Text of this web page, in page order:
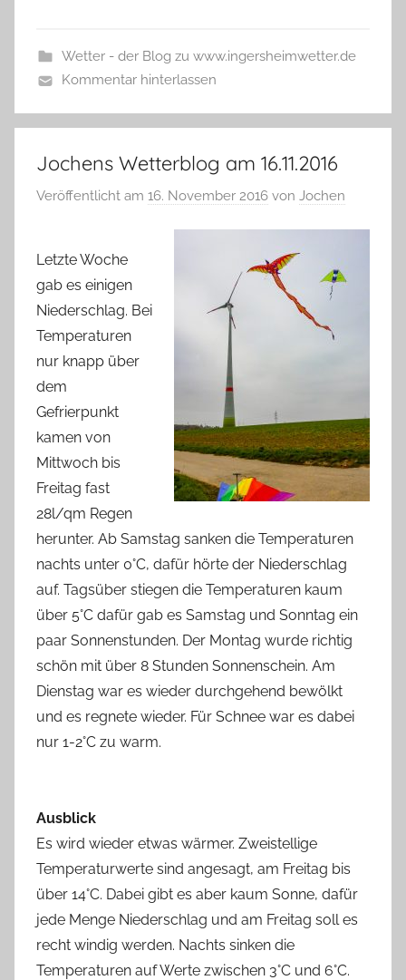
Wetter - der Blog zu www.ingersheimwetter.de
Kommentar hinterlassen
Jochens Wetterblog am 16.11.2016
Veröffentlicht am 16. November 2016 von Jochen
Letzte Woche
gab es einigen
Niederschlag. Bei
Temperaturen
nur knapp über
dem
Gefrierpunkt
kamen von
Mittwoch bis
Freitag fast
28l/qm Regen
herunter. Ab Samstag sanken die Temperaturen
nachts unter 0°C, dafür hörte der Niederschlag
auf. Tagsüber stiegen die Temperaturen kaum
über 5°C dafür gab es Samstag und Sonntag ein
paar Sonnenstunden. Der Montag wurde richtig
schön mit über 8 Stunden Sonnenschein. Am
Dienstag war es wieder durchgehend bewölkt
und es regnete wieder. Für Schnee war es dabei
nur 1-2°C zu warm.
Ausblick
Es wird wieder etwas wärmer. Zweistellige
Temperaturwerte sind angesagt, am Freitag bis
über 14°C. Dabei gibt es aber kaum Sonne, dafür
jede Menge Niederschlag und am Freitag soll es
recht windig werden. Nachts sinken die
Temperaturen auf Werte zwischen 3°C und 6°C.